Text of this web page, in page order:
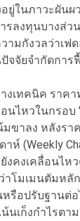
ยู่ในภาวะผันผ
รลงทุนบางส่ว
มกังวลว่าเฟ
จจัยจํากัดกา
งเทคนิค ราค
ไหวในกรอบ
ขาลง หลังรา
าห์ (Weekly
งคงเคลื่อนไห
โมเมนตัมหลั
รือปรับฐานต่อ
นเก็งกําไรต